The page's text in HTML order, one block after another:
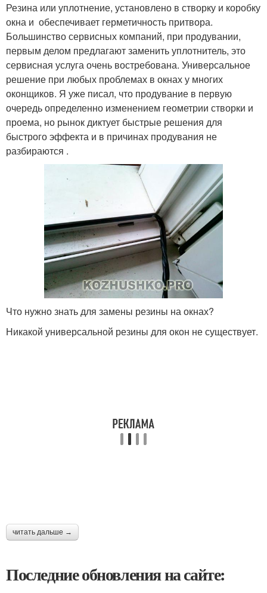
Резина или уплотнение, установлено в створку и коробку
окна и обеспечивает герметичность притвора.
Большинство сервисных компаний, при продувании,
первым делом предлагают заменить уплотнитель, это
сервисная услуга очень востребована. Универсальное
решение при любых проблемах в окнах у многих
оконщиков. Я уже писал, что продувание в первую
очередь определенно изменением геометрии створки и
проема, но рынок диктует быстрые решения для
быстрого эффекта и в причинах продувания не
разбираются .
Что нужно знать для замены резины на окнах?
Никакой универсальной резины для окон не существует.
читать дальше →
Последние обновления на сайте: